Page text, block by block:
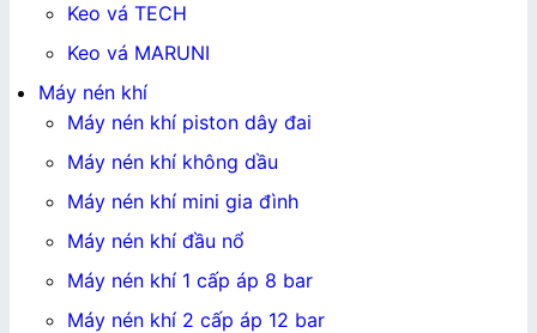
Keo vá TECH
Keo vá MARUNI
Máy nén khí
Máy nén khí piston dây đai
Máy nén khí không dầu
Máy nén khí mini gia đình
Máy nén khí đầu nổ
Máy nén khí 1 cấp áp 8 bar
Máy nén khí 2 cấp áp 12 bar